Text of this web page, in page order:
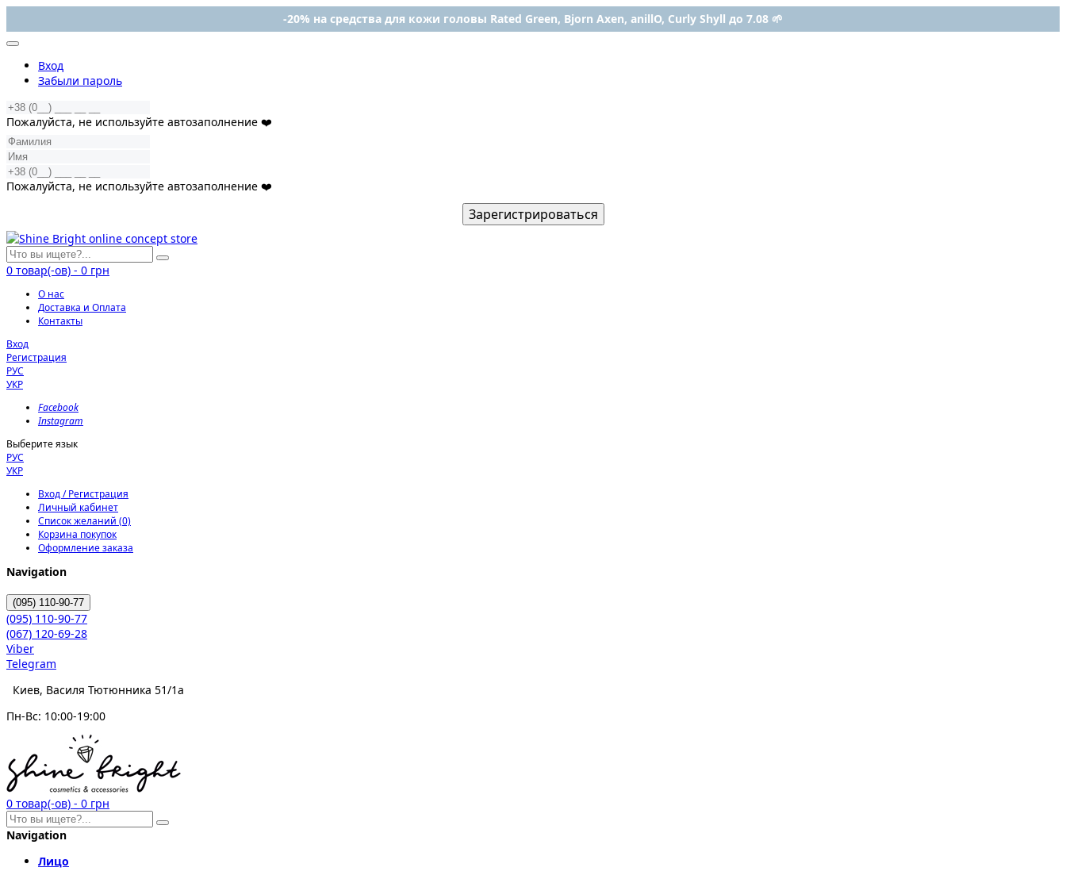
-20% на средства для кожи головы Rated Green, Bjorn Axen, anillO, Curly Shyll до 7.08 🌱
Вход
Забыли пароль
Пожалуйста, не используйте автозаполнение ❤️
Пожалуйста, не используйте автозаполнение ❤️
Зарегистрироваться
0 товар(-ов) - 0 грн
О нас
Доставка и Оплата
Контакты
Вход
Регистрация
РУС
УКР
Facebook
Instagram
Выберите язык
РУС
УКР
Вход / Регистрация
Личный кабинет
Список желаний (0)
Корзина покупок
Оформление заказа
Navigation
(095) 110-90-77
(095) 110-90-77
(067) 120-69-28
Viber
Telegram
Киев, Василя Тютюнника 51/1а
Пн-Вс: 10:00-19:00
0 товар(-ов) - 0 грн
Navigation
Лицо